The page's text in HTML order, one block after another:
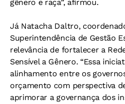
gênero e raça”, afirmou.
Já Natacha Daltro,
Superintendência de Gestão
relevância de fortalecer a
Sensível a Gênero. “Essa
alinhamento entre os
orçamento com perspectiva
aprimorar a governança dos